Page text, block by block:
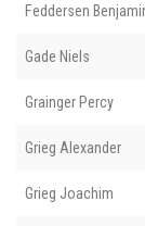
Feddersen
Gade Niels
Grainger Percy
Grieg Alexander
Grieg Joachim